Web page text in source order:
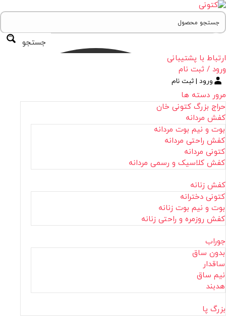
جستجو
ارتباط با پشتیبانی
ورود / ثبت نام
ورود | ثبت نام
مرور دسته ها
حراج بزرگ کتونی خان
کفش مردانه
بوت و نیم بوت مردانه
کفش راحتی مردانه
کتونی مردانه
کفش کلاسیک و رسمی مردانه
کفش زنانه
کتونی دخترانه
بوت و نیم بوت زنانه
کفش روزمره و راحتی زنانه
جوراب
بدون ساق
ساقدار
نیم ساق
هدبند
بزرگ پا